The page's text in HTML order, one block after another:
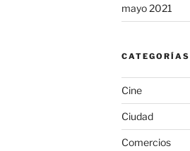
mayo 2021
CATEGORÍAS
Cine
Ciudad
Comercios